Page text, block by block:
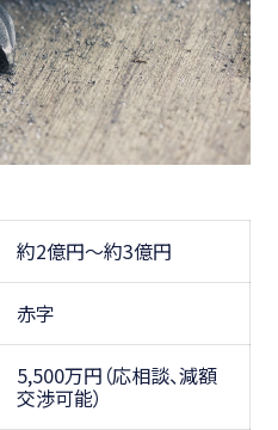
約2億円～約3億円
赤字
5,500万円（応相談、減額
交渉可能）